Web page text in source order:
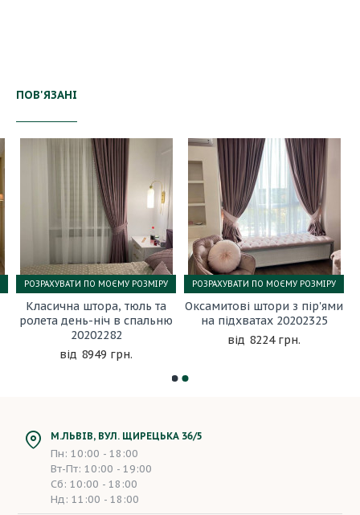
ПОВ'ЯЗАНІ
Класична штора, тюль та
ролета день-ніч в спальню
20202282
8949 грн.
РОЗРАХУВАТИ ПО МОЄМУ РОЗМІРУ
Оксамитові штори з пір'ями
на підхватах 20202325
8224 грн.
РОЗРАХУВАТИ ПО МОЄМУ РОЗМІРУ
М.ЛЬВІВ, ВУЛ. ЩИРЕЦЬКА 36/5
Пн: 10:00 - 18:00
Вт-Пт: 10:00 - 19:00
Сб: 10:00 - 18:00
Нд: 11:00 - 18:00